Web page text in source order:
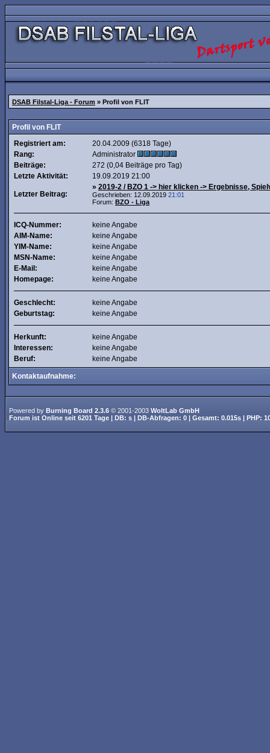
DSAB Filstal-Liga - Forum » Profil von FLIT
Profil von FLIT
Registriert am:
20.04.2009 (6318 Tage)
Rang:
Administrator
Beiträge:
272 (0,04 Beiträge pro Tag)
Letzte Aktivität:
19.09.2019 21:00
Letzter Beitrag:
» 2019-2 / BZO 1 -> hier klicken -> Ergebnisse,
Geschrieben: 12.09.2019 21:01
Forum: BZO - Liga
ICQ-Nummer:
keine Angabe
AIM-Name:
keine Angabe
YIM-Name:
keine Angabe
MSN-Name:
keine Angabe
E-Mail:
keine Angabe
Homepage:
keine Angabe
Geschlecht:
keine Angabe
Geburtstag:
keine Angabe
Herkunft:
keine Angabe
Interessen:
keine Angabe
Beruf:
keine Angabe
Kontaktaufnahme:
Powered by Burning Board 2.3.6 © 2001-2003 WoltLab GmbH
Forum ist Online seit 6201 Tage | DB: s | DB-Abfragen: 0 | Gesamt: 0.015s | PHP: